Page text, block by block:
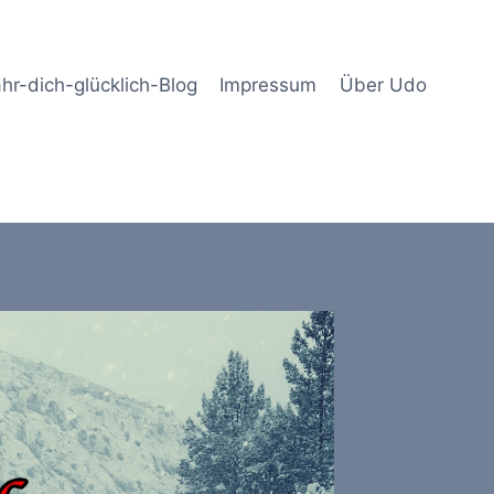
dich-glücklich-Blog Impressum Über Udo